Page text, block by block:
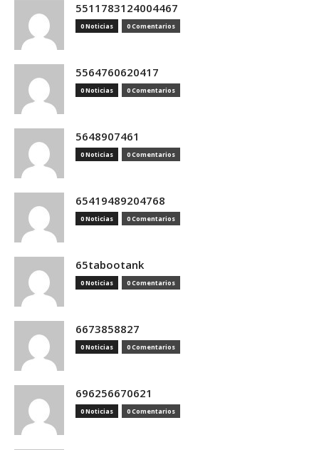
5511783124004467
0 Noticias 0 Comentarios
5564760620417
0 Noticias 0 Comentarios
5648907461
0 Noticias 0 Comentarios
65419489204768
0 Noticias 0 Comentarios
65tabootank
0 Noticias 0 Comentarios
6673858827
0 Noticias 0 Comentarios
696256670621
0 Noticias 0 Comentarios